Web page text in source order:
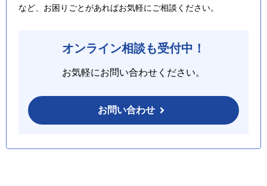
など、お困りごとがあればお気軽にご相談ください。
オンライン相談も受付中！
お気軽にお問い合わせください。
お問い合わせ